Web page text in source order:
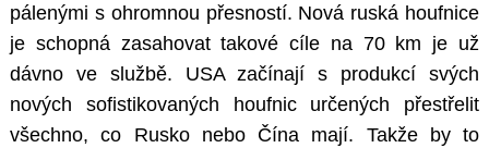
pálenými s ohromnou přesností. Nová ruská houfnice
je schopná zasahovat takové cíle na 70 km je už
dávno ve službě. USA začínají s produkcí svých
nových sofistikovaných houfnic určených přestřelit
všechno, co Rusko nebo Čína mají. Takže by to